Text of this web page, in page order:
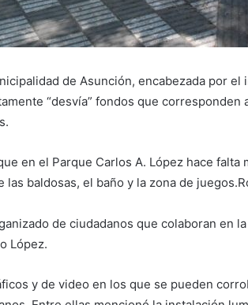
de Asunción, encabezada por el
“desvía” fondos que corresponden
en el Parque Carlos A. López hace falta
baldosas, el baño y la zona de
de ciudadanos que colaboran en
López.
y de video en los que se pueden